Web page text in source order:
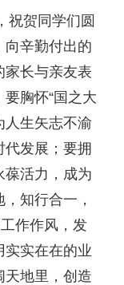
祝贺同学们圆
向辛勤付出的
家长与亲友表
胸怀“国之大
人生矢志不渝
代发展；要拥
葆活力，成为
知行合一，
作作风，发
实实在在的业
天地里，创造